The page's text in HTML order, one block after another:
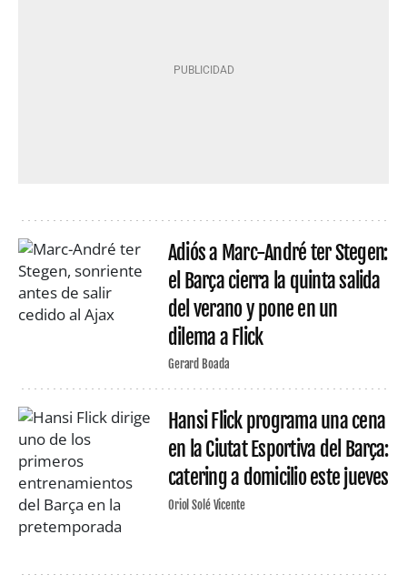
Adiós a Marc-André ter Stegen:
el Barça cierra la quinta salida
del verano y pone en un
dilema a Flick
Gerard Boada
Hansi Flick programa una cena
en la Ciutat Esportiva del Barça:
catering a domicilio este jueves
Oriol Solé Vicente